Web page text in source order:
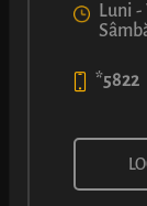
LUCA
Luni
*5822